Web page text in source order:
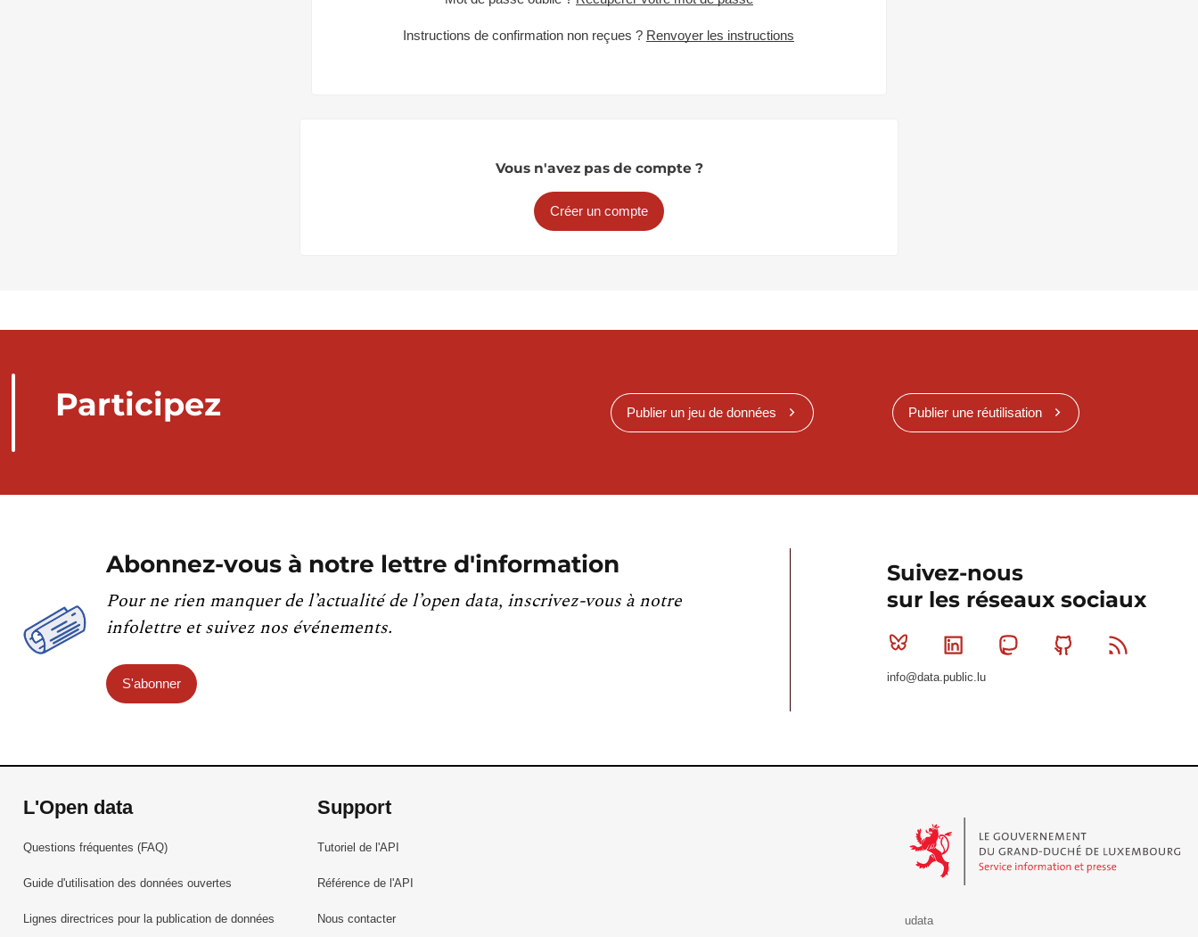
Instructions de confirmation non reçues ? Renvoyer les instructions
Vous n'avez pas de compte ?
Créer un compte
Participez Publier un jeu de données Publier une réutilisation
Abonnez-vous à notre lettre d'information
Pour ne rien manquer de l’actualité de l’open data, inscrivez-vous à notre
infolettre et suivez nos événements.
S'abonner
Suivez-nous
sur les réseaux sociaux
Bluesky Linkedin MastodonGithub
info@data.public.lu
L'Open data
Questions fréquentes (FAQ)
Guide d'utilisation des données ouvertes
Lignes directrices pour la publication de données
Support
Tutoriel de l'API
Référence de l'API
Nous contacter
udata